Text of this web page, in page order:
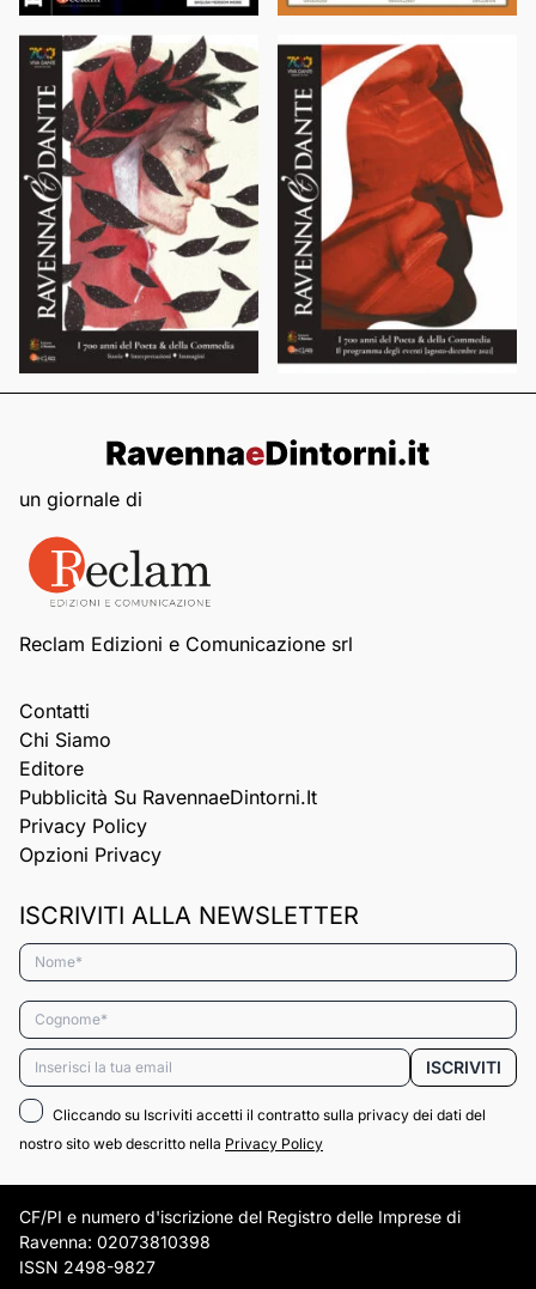
un giornale di
Reclam Edizioni e Comunicazione srl
Contatti
Chi Siamo
Editore
Pubblicità Su RavennaeDintorni.it
Privacy Policy
Opzioni Privacy
ISCRIVITI ALLA NEWSLETTER
Nome*
Cognome*
Email* ISCRIVITI
Cliccando su Iscriviti accetti il contratto sulla privacy dei dati del
nostro sito web descritto nella Privacy Policy
CF/PI e numero d'iscrizione del Registro delle Imprese di
Ravenna: 02073810398
ISSN 2498-9827